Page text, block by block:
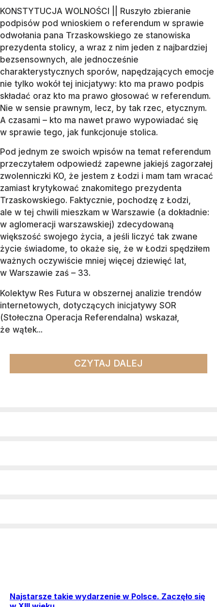
KONSTYTUCJA WOLNOŚCI || Ruszyło zbieranie
podpisów pod wnioskiem o referendum w sprawie
odwołania pana Trzaskowskiego ze stanowiska
prezydenta stolicy, a wraz z nim jeden z najbardziej
bezsensownych, ale jednocześnie
charakterystycznych sporów, napędzających emocje
nie tylko wokół tej inicjatywy: kto ma prawo podpis
składać oraz kto ma prawo głosować w referendum.
Nie w sensie prawnym, lecz, by tak rzec, etycznym.
A czasami – kto ma nawet prawo wypowiadać się
w sprawie tego, jak funkcjonuje stolica.
Pod jednym ze swoich wpisów na temat referendum
przeczytałem odpowiedź zapewne jakiejś zagorzałej
zwolenniczki KO, że jestem z Łodzi i mam tam wracać
zamiast krytykować znakomitego prezydenta
Trzaskowskiego. Faktycznie, pochodzę z Łodzi,
ale w tej chwili mieszkam w Warszawie (a dokładnie:
w aglomeracji warszawskiej) zdecydowaną
większość swojego życia, a jeśli liczyć tak zwane
życie świadome, to okaże się, że w Łodzi spędziłem
ważnych oczywiście mniej więcej dziewięć lat,
w Warszawie zaś – 33.
Kolektyw Res Futura w obszernej analizie trendów
internetowych, dotyczących inicjatywy SOR
(Stołeczna Operacja Referendalna) wskazał,
że wątek...
CZYTAJ DALEJ
Najstarsze takie wydarzenie w Polsce. Zaczęło się